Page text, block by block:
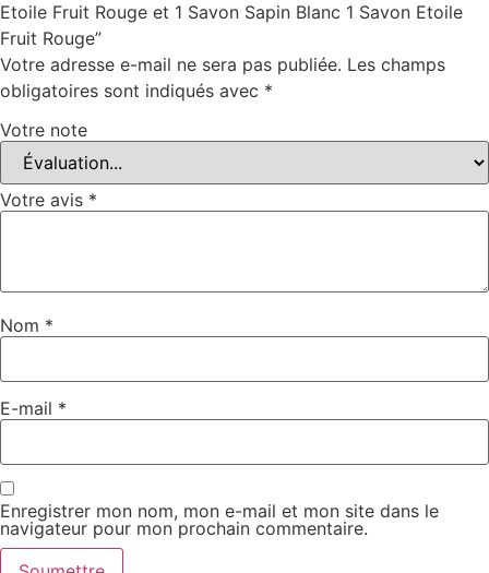
Etoile Fruit Rouge et 1 Savon Sapin Blanc 1 Savon Etoile
Fruit Rouge”
Votre adresse e-mail ne sera pas publiée. Les champs
obligatoires sont indiqués avec *
Votre note
Votre avis *
Nom *
E-mail *
Enregistrer mon nom, mon e-mail et mon site dans le
navigateur pour mon prochain commentaire.